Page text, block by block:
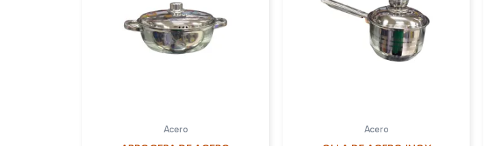
Acero Acero